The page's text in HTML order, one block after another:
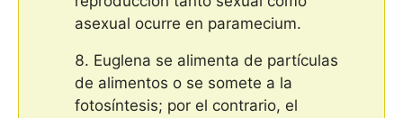
asexual ocurre en paramecium.
Euglena se alimenta de partículas
de alimentos o se somete a la
fotosíntesis; por el contrario, el